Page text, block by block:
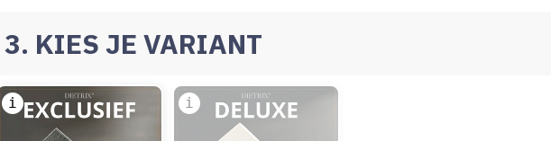
3. KIES JE VARIANT